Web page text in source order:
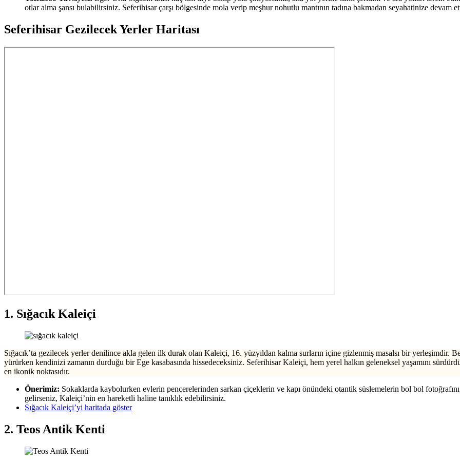
otlar alma şansı bulabilirsiniz. Seferihisar çarşı bölgesinde mola verip meşhur nohutlu mantının tadına bakmadan seyahatinize devam
Seferihisar Gezilecek Yerler Haritası
1. Sığacık Kaleiçi
Sığacık’ta gezilecek yerler denilince akla gelen ilk durak olan Kaleiçi, 16. yüzyıldan kalma surların içine gizlenmiş masalsı bir yerleşimdir.
yürürken kendinizi zamanın durduğu bir Ege kasabasında hissedeceksiniz. Seferihisar Kaleiçi, hem yerel halkın geleneksel yaşamını
en ikonik noktasıdır.
Önerimiz: Sokaklarda kaybolurken evlerin pencerelerinden sarkan çiçeklerin ve kapı önündeki otantik süslemelerin bol bol
gelirseniz, Kaleiçi’nin en hareketli haline tanıklık edebilirsiniz.
Sığacık Kaleiçi’yi haritada göster
2. Teos Antik Kenti